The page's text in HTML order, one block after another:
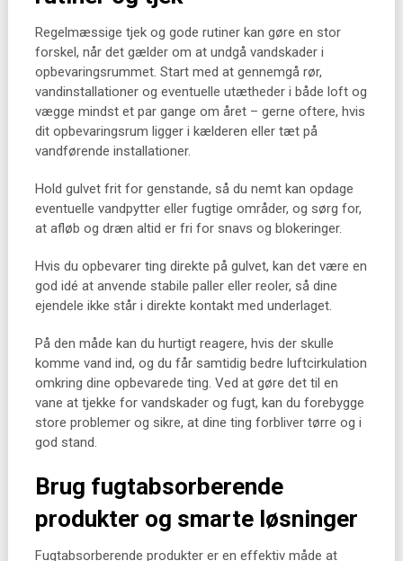
Regelmæssige tjek og gode rutiner kan gøre en stor
forskel, når det gælder om at undgå vandskader i
opbevaringsrummet. Start med at gennemgå rør,
vandinstallationer og eventuelle utætheder i både loft og
vægge mindst et par gange om året – gerne oftere, hvis
dit opbevaringsrum ligger i kælderen eller tæt på
vandførende installationer.
Hold gulvet frit for genstande, så du nemt kan opdage
eventuelle vandpytter eller fugtige områder, og sørg for,
at afløb og dræn altid er fri for snavs og blokeringer.
Hvis du opbevarer ting direkte på gulvet, kan det være en
god idé at anvende stabile paller eller reoler, så dine
ejendele ikke står i direkte kontakt med underlaget.
På den måde kan du hurtigt reagere, hvis der skulle
komme vand ind, og du får samtidig bedre luftcirkulation
omkring dine opbevarede ting. Ved at gøre det til en
vane at tjekke for vandskader og fugt, kan du forebygge
store problemer og sikre, at dine ting forbliver tørre og i
god stand.
Brug fugtabsorberende
produkter og smarte løsninger
Fugtabsorberende produkter er en effektiv måde at